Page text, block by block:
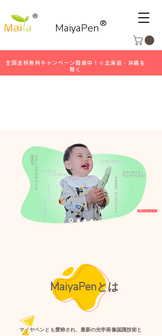
全国送料無料キャンペーン開催中！※北海道・沖縄を
除く
®
MaiyaPen ®
ご購入はこちらへ
マイヤペンとも愛称され、最新の光学画像認識技術と
MaiyaPenとは